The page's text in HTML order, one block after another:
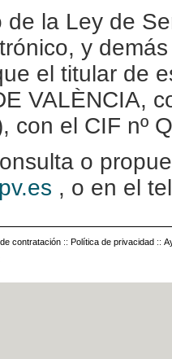
de la Ley de
y
el titular de
VALÈNCIA,
con el CIF nº
o
, o en el
contratación :: Política de privacidad ::